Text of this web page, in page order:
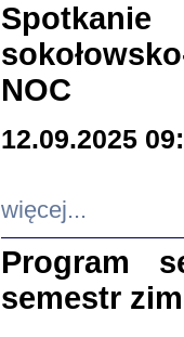
NOC
12.09.2025
więcej...
Program
semestr